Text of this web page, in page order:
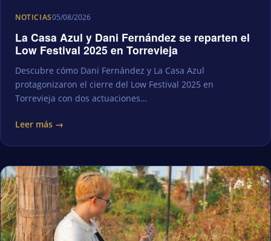
NOTICIAS05/08/2026
La Casa Azul y Dani Fernández se reparten el
Low Festival 2025 en Torrevieja
Descubre cómo Dani Fernández y La Casa Azul
protagonizaron el cierre del Low Festival 2025 en
Torrevieja con dos actuaciones…
Leer más →